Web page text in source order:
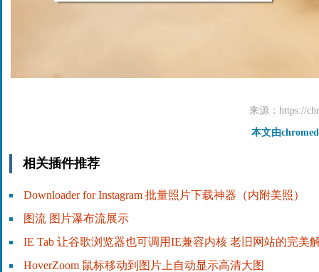
来源：https://
本文由
相关插件推荐
Downloader for Instagram 批量照片下载神器（内附美照）
图流 图片瀑布流展示
IE Tab 让谷歌浏览器也可调用IE兼容内核 老旧网站的完美
HoverZoom 鼠标移动到图片上自动显示高清大图